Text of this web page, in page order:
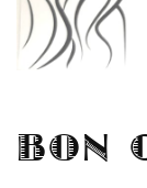
BON